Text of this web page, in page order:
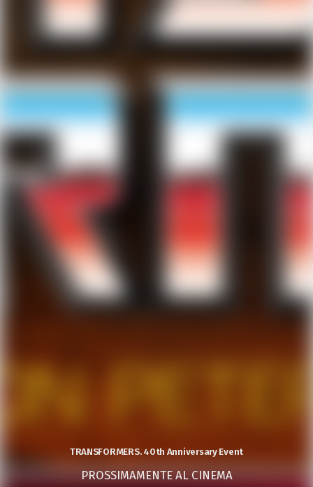
TRANSFORMERS. 40th Anniversary Event
PROSSIMAMENTE AL CINEMA